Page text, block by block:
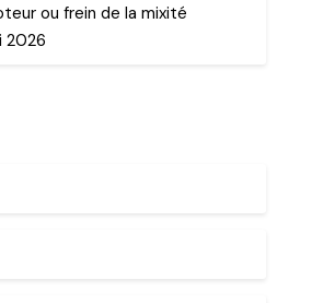
ou frein de la mixité
2026